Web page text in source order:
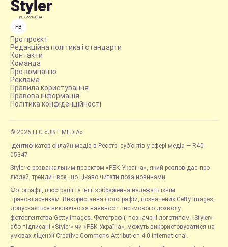
FB
Про проєкт
Редакційна політика і стандарти
Контакти
Команда
Про компанію
Реклама
Правила користування
Правова інформація
Політика конфіденційності
© 2026 LLC «UBT MEDIA»
Ідентифікатор онлайн-медіа в Реєстрі суб’єктів у сфері медіа — R40-
05347
Styler є розважальним проєктом «РБК-Україна», який розповідає про
людей, тренди і все, що цікаво читати поза новинами.
Фотографії, ілюстрації та інші зображення належать їхнім
правовласникам. Використання фотографій, позначених Getty Images,
допускається виключно за наявності письмового дозволу
фотоагентства Getty Images. Фотографії, позначені логотипом «Styler»
або підписані «Styler» чи «РБК-Україна», можуть використовуватися на
умовах ліцензії Creative Commons Attribution 4.0 International.